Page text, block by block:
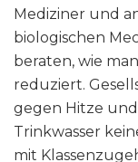
Mediziner und
biologischen
beraten, wie
reduziert.
gegen Hitze
Trinkwasser
mit